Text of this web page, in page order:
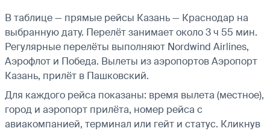
В таблице — прямые рейсы Казань — Краснодар на
выбранную дату. Перелёт занимает около 3 ч 55 мин.
Регулярные перелёты выполняют Nordwind Airlines,
Аэрофлот и Победа. Вылеты из аэропортов Аэропорт
Казань, прилёт в Пашковский.
Для каждого рейса показаны: время вылета (местное),
город и аэропорт прилёта, номер рейса с
авиакомпанией, терминал или гейт и статус. Кликнув